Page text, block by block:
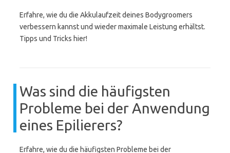
Erfahre, wie du die Akkulaufzeit deines Bodygroomers
verbessern kannst und wieder maximale Leistung erhältst.
Tipps und Tricks hier!
Was sind die häufigsten
Probleme bei der Anwendung
eines Epilierers?
Erfahre, wie du die häufigsten Probleme bei der